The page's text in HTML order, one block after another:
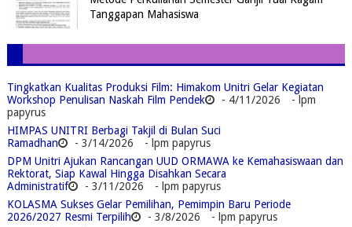
Tanggapan Mahasiswa
Tingkatkan Kualitas Produksi Film: Himakom Unitri Gelar Kegiatan
Workshop Penulisan Naskah Film Pendek
- 4/11/2026
- lpm
papyrus
HIMPAS UNITRI Berbagi Takjil di Bulan Suci
Ramadhan
- 3/14/2026
- lpm papyrus
DPM Unitri Ajukan Rancangan UUD ORMAWA ke Kemahasiswaan dan
Rektorat, Siap Kawal Hingga Disahkan Secara
Administratif
- 3/11/2026
- lpm papyrus
KOLASMA Sukses Gelar Pemilihan, Pemimpin Baru Periode
2026/2027 Resmi Terpilih
- 3/8/2026
- lpm papyrus